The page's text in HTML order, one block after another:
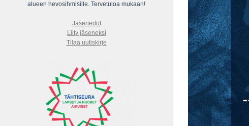
alueen hevosihmisille. Tervetuloa mukaan!
Jäsenedut
Liity jäseneksi
Tilaa uutiskirje